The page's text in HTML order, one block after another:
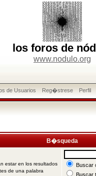
los foros de
www.nodulo.org
de Usuarios Reg�strese Perfil
B�squeda
estar en los resultados
de una palabra
Buscar
Buscar